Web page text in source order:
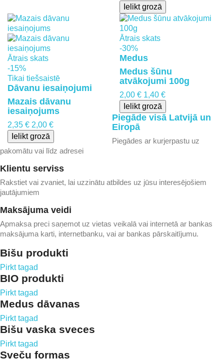
Ielikt grozā
Ātrais skats
-15%
Tikai tiešsaistē
Dāvanu iesaiņojumi
Mazais dāvanu
iesaiņojums
2,35 € 2,00 €
Ielikt grozā
Ātrais skats
-30%
Medus
Medus šūnu
atvākojumi 100g
2,00 € 1,40 €
Ielikt grozā
Piegāde visā Latvijā un
Eiropā​
Piegādes ar kurjerpastu uz
pakomātu vai līdz adresei​
Klientu serviss​
Rakstiet vai zvaniet, lai uzzinātu atbildes uz jūsu interesējošiem
jautājumiem​
Maksājuma veidi​​
Apmaksa preci saņemot uz vietas veikalā vai internetā ar bankas
maksājuma karti, internetbanku, vai ar bankas pārskaitījumu.​
Bišu produkti
Pirkt tagad
BIO produkti
Pirkt tagad
Medus dāvanas
Pirkt tagad
Bišu vaska sveces
Pirkt tagad
Sveču formas